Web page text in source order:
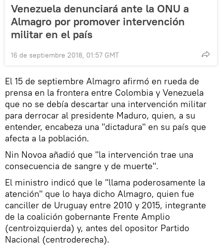
Venezuela denunciará ante la ONU a
Almagro por promover intervención
militar en el país
16 de septiembre 2018, 01:57 GMT
El 15 de septiembre Almagro afirmó en rueda de
prensa en la frontera entre Colombia y Venezuela
que no se debía descartar una intervención militar
para derrocar al presidente Maduro, quien, a su
entender, encabeza una "dictadura" en su país que
afecta a la población.
Nin Novoa añadió que "la intervención trae una
consecuencia de sangre y de muerte".
El ministro indicó que le "llama poderosamente la
atención" que lo haya dicho Almagro, quien fue
canciller de Uruguay entre 2010 y 2015, integrante
de la coalición gobernante Frente Amplio
(centroizquierda) y, antes del opositor Partido
Nacional (centroderecha).